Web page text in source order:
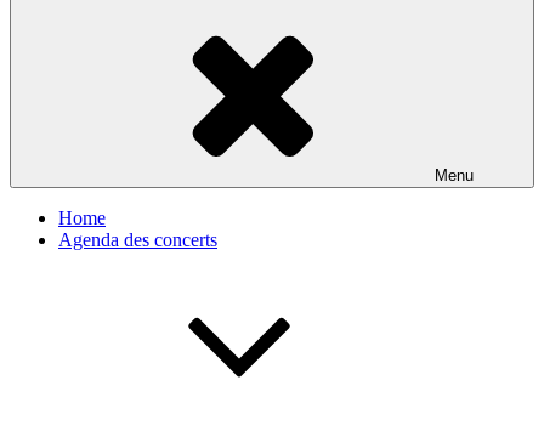
Menu
Home
Agenda des concerts